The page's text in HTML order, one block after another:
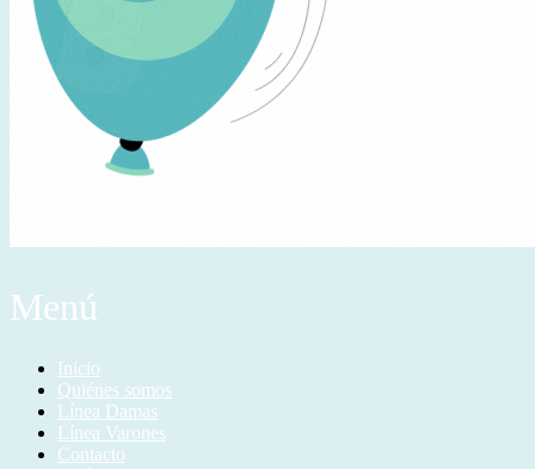
Menú
Inicio
Quiénes somos
Línea Damas
Línea Varones
Contacto